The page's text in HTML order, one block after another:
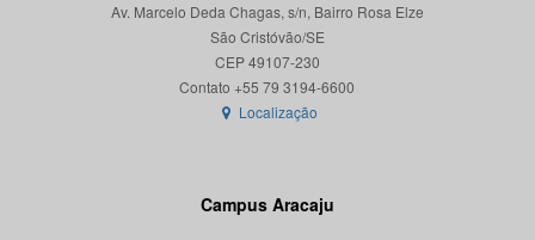
Av. Marcelo Deda Chagas, s/n, Bairro Rosa Elze
São Cristóvão/SE
CEP 49107-230
Localização
Campus Aracaju